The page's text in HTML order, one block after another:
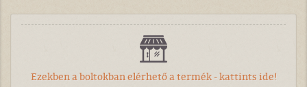
Ezekben a boltokban elérhető a termék - kattints ide!